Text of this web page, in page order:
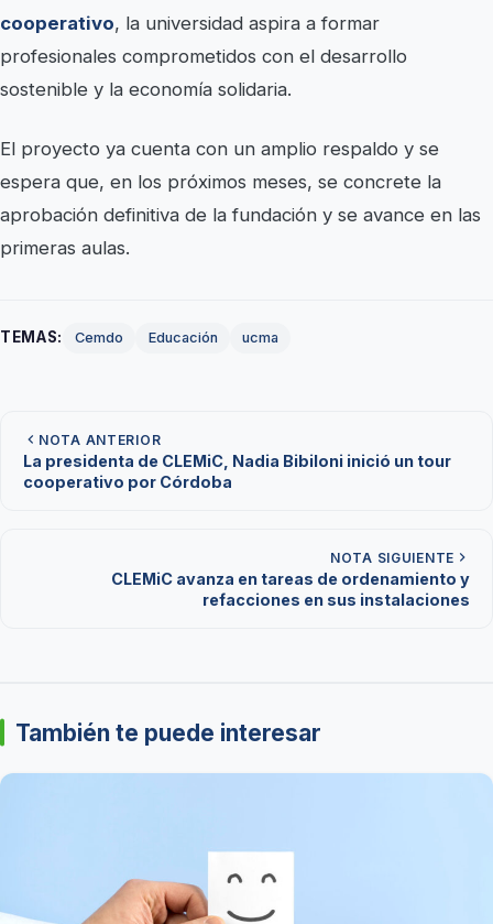
cooperativo, la universidad aspira a formar
profesionales comprometidos con el desarrollo
sostenible y la economía solidaria.
El proyecto ya cuenta con un amplio respaldo y se
espera que, en los próximos meses, se concrete la
aprobación definitiva de la fundación y se avance en las
primeras aulas.
TEMAS: Cemdo Educación ucma
NOTA ANTERIOR
La presidenta de CLEMiC, Nadia Bibiloni inició un tour
cooperativo por Córdoba
NOTA SIGUIENTE
CLEMiC avanza en tareas de ordenamiento y
refacciones en sus instalaciones
También te puede interesar